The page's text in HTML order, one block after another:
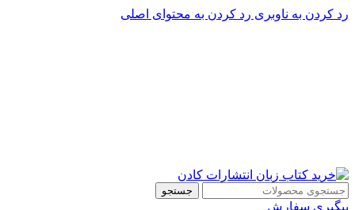
رد کردن به ناوبری رد کردن به محتوای اصلی
جستجو
پیگیری سفارش